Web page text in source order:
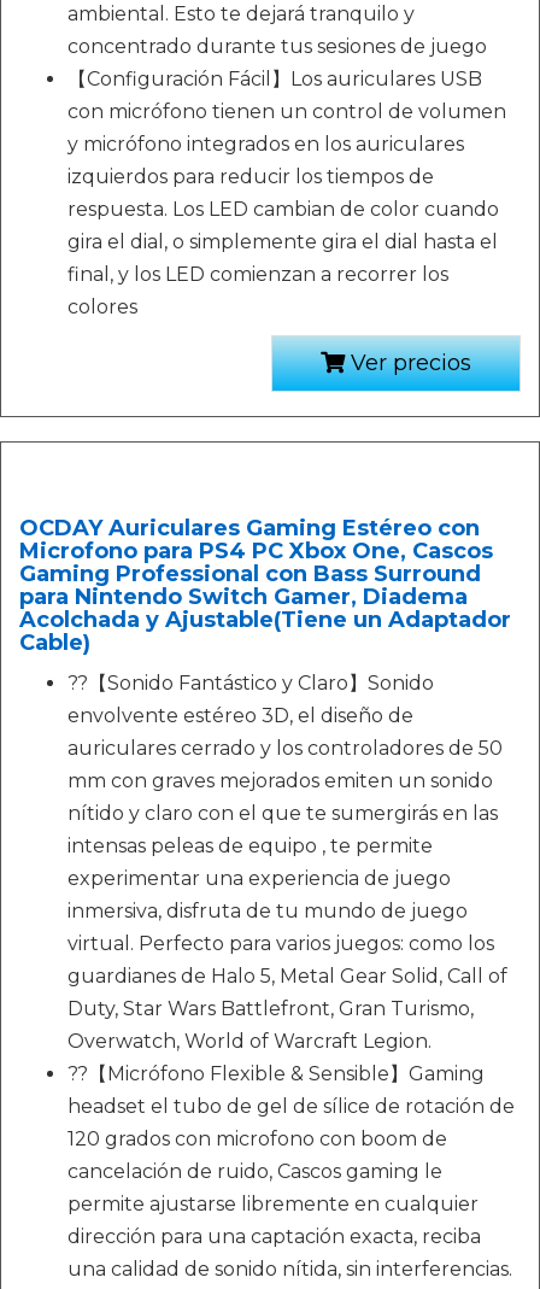
ambiental. Esto te dejará tranquilo y
concentrado durante tus sesiones de juego
【Configuración Fácil】Los auriculares USB
con micrófono tienen un control de volumen
y micrófono integrados en los auriculares
izquierdos para reducir los tiempos de
respuesta. Los LED cambian de color cuando
gira el dial, o simplemente gira el dial hasta el
final, y los LED comienzan a recorrer los
colores
Ver precios
OCDAY Auriculares Gaming Estéreo con
Microfono para PS4 PC Xbox One, Cascos
Gaming Professional con Bass Surround
para Nintendo Switch Gamer, Diadema
Acolchada y Ajustable(Tiene un Adaptador
Cable)
??【Sonido Fantástico y Claro】Sonido
envolvente estéreo 3D, el diseño de
auriculares cerrado y los controladores de 50
mm con graves mejorados emiten un sonido
nítido y claro con el que te sumergirás en las
intensas peleas de equipo , te permite
experimentar una experiencia de juego
inmersiva, disfruta de tu mundo de juego
virtual. Perfecto para varios juegos: como los
guardianes de Halo 5, Metal Gear Solid, Call of
Duty, Star Wars Battlefront, Gran Turismo,
Overwatch, World of Warcraft Legion.
?️?【Micrófono Flexible & Sensible】Gaming
headset el tubo de gel de sílice de rotación de
120 grados con microfono con boom de
cancelación de ruido, Cascos gaming le
permite ajustarse libremente en cualquier
dirección para una captación exacta, reciba
una calidad de sonido nítida, sin interferencias.